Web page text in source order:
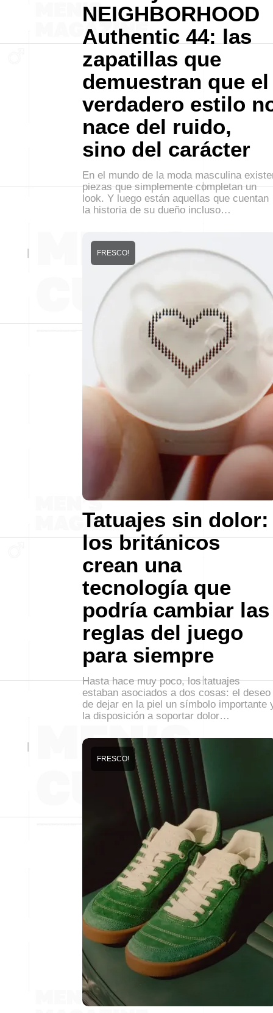
NEIGHBORHOOD
Authentic 44: las
zapatillas que
demuestran que el
verdadero estilo
nace del ruido,
sino del carácter
En el mundo de la moda masculina
piezas que simplemente completan un
look. Y luego están aquellas que cuentan
la historia de su dueño incluso…
Tatuajes sin dolor:
los británicos
crean una
tecnología que
podría cambiar las
reglas del juego
para siempre
FRESCO!
Hasta hace muy poco, los tatuajes
estaban asociados a dos cosas: el deseo
de dejar en la piel un símbolo importante
la disposición a soportar dolor…
FRESCO!